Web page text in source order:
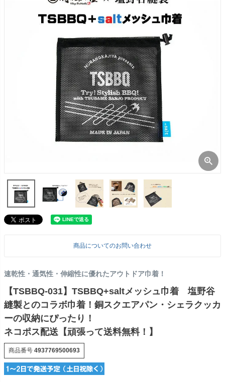
商品についてのお問い合わせ
速乾性・通気性・伸縮性に優れたアウトドア巾着！
【TSBBQ-031】TSBBQ+saltメッシュ巾着 塩野谷
縫製とのコラボ巾着！銅スクエアパン・シェラクッカ
ーの収納にぴったり！
ネコポス配送【頑張って送料無料！】
商品番号 4937769500693